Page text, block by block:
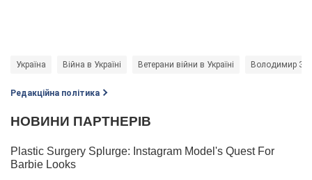
Україна Війна в Україні Ветерани війни в Україні Володимир
Редакційна політика